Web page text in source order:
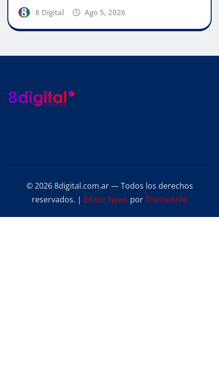
8 Digital Ago 5, 2026
© 2026 8digital.com.ar — Todos los derechos
reservados. | Editor News porThemeArile